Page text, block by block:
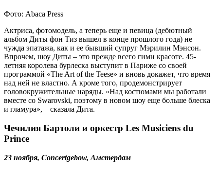
Фото: Abaca Press
Актриса, фотомодель, а теперь еще и певица (дебютный
альбом Диты фон Тиз вышел в конце прошлого года) не
чужда эпатажа, как и ее бывший супруг Мэрилин Мэнсон.
Впрочем, шоу Диты – это прежде всего гимн красоте. 45-
летняя королева бурлеска выступит в Париже со своей
программой «The Art of the Teese» и вновь докажет, что время
над ней не властно. А кроме того, продемонстрирует
головокружительные наряды. «Над костюмами мы работали
вместе со Swarovski, поэтому в новом шоу еще больше блеска
и гламура», – сказала Дита.
Чечилия Бартоли и оркестр Les Musiciens du
Prince
23 ноября, Concertgebow, Амстердам